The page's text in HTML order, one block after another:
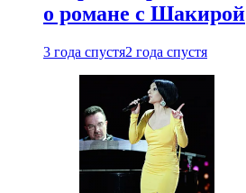
о романе с Шакирой
3 года спустя2 года спустя